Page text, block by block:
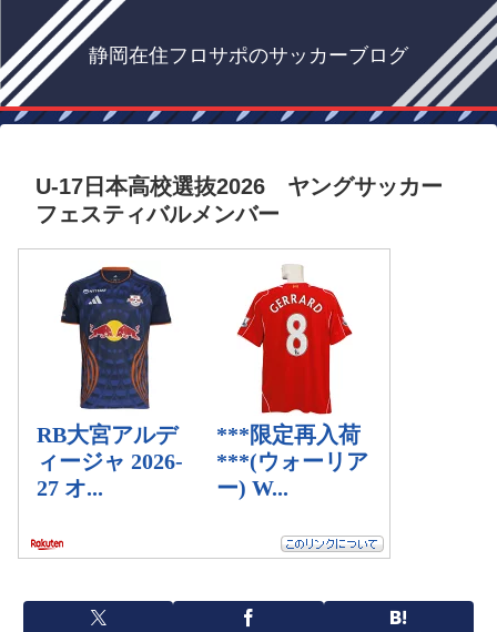
静岡在住フロサポのサッカーブログ
U-17日本高校選抜2026 ヤングサッカー
フェスティバルメンバー